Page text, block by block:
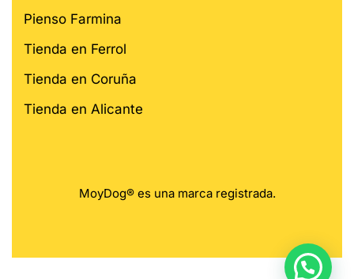
Pienso Farmina
Tienda en Ferrol
Tienda en Coruña
Tienda en Alicante
MoyDog® es una marca registrada.